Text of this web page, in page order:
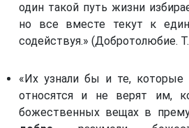
один такой путь жизни
но все вместе текут к
содействуя.» (Добротолюбие.
«Их узнали бы и те, которые
относятся и не верят им,
божественных вещах в